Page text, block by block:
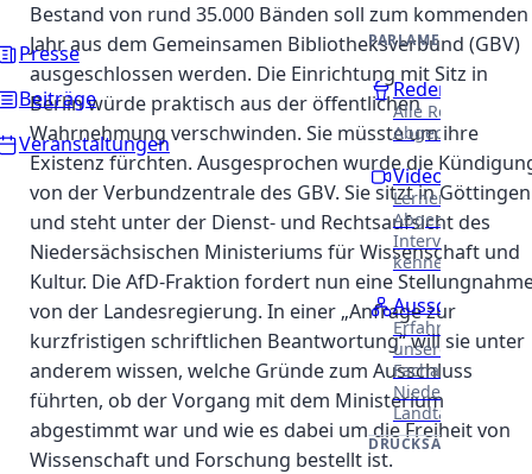
Presse
Beiträge
Veranstaltungen
PARLAMENTARISCHE
Reden
Alle Reden
Abgeordneten.
Videothek
Lernen Sie
Abgeordneten in
Interviews näher
kennen.
Ausschüsse
Erfahren Sie
unsere Arbeit in
Landtages.
DRUCKSACHEN
Bestand von rund 35.000 Bänden soll zum kommenden
Jahr aus dem Gemeinsamen Bibliotheksverbund (GBV)
ausgeschlossen werden. Die Einrichtung mit Sitz in
Berlin würde praktisch aus der öffentlichen
Wahrnehmung verschwinden. Sie müsste um ihre
Existenz fürchten. Ausgesprochen wurde die
von der Verbundzentrale des GBV. Sie sitzt in Göttingen
und steht unter der Dienst- und Rechtsaufsicht des
Niedersächsischen Ministeriums für Wissenschaft und
Kultur. Die AfD-Fraktion fordert nun eine
von der Landesregierung. In einer „Anfrage zur
kurzfristigen schriftlichen Beantwortung“ will sie unter
anderem wissen, welche Gründe zum Ausschluss
führten, ob der Vorgang mit dem Ministerium
abgestimmt war und wie es dabei um die Freiheit von
Wissenschaft und Forschung bestellt ist.